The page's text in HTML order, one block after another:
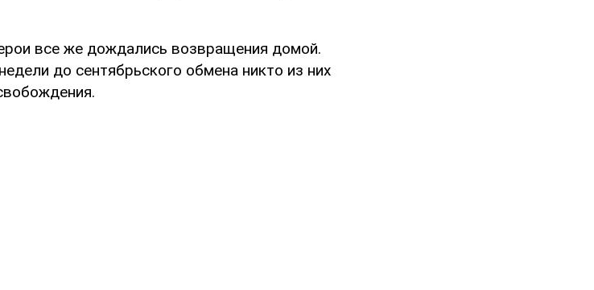
все же дождались возвращения домой.
до сентябрьского обмена никто из них